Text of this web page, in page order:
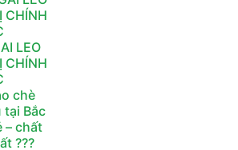
LEO
CHÍNH